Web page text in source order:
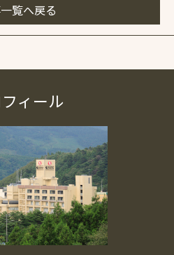
覧へ戻る
ィール